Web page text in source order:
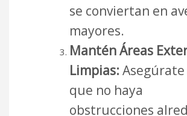
se conviertan en
mayores.
Mantén Áreas
Limpias: Asegúrate
que no haya
obstrucciones